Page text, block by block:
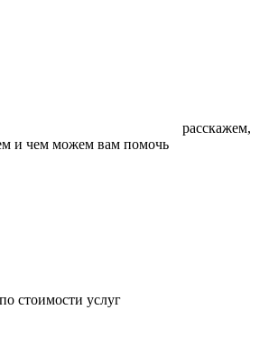
расскажем,
и чем можем вам помочь
стоимости услуг